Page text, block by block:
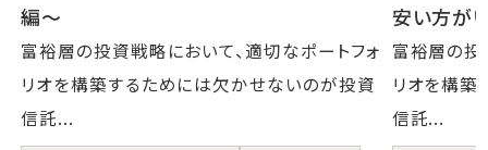
編〜
富裕層の投資戦略において、適切なポートフォ
リオを構築するためには欠かせないのが投資
信託...
安い方が
富裕層の投
リオを構
信託...